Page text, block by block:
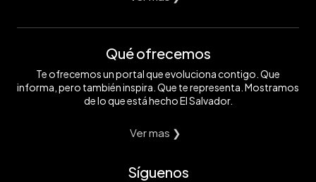
Qué ofrecemos
Te ofrecemos un portal que evoluciona contigo. Que
informa, pero también inspira. Que te representa. Mostramos
de lo que está hecho El Salvador.
Ver mas ❯
Síguenos